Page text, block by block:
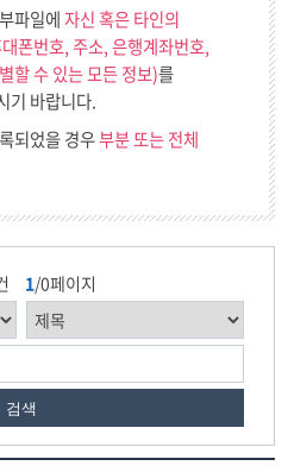
파일에자신 혹은 타인의
폰번호, 주소, 은행계좌번호,
할 수 있는 모든 정보)를
기 바랍니다.
되었을 경우부분 또는 전체
1/0페이지
검색